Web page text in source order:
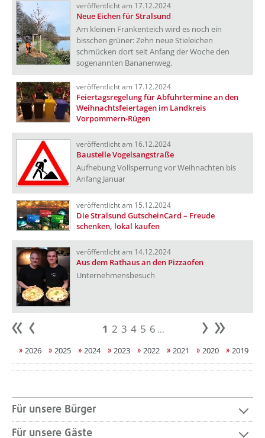
veröffentlicht am 17.12.2024
Neue Eichen für Stralsund
Am kleinen Frankenteich wird es noch ein
bisschen grüner: Zehn neue Stieleichen
schmücken dort seit Anfang der Woche den
sogenannten Bananenweg.
veröffentlicht am 17.12.2024
Feiertagsregelung für Abfuhrtermine an den
Weihnachtsfeiertagen im Landkreis
Vorpommern-Rügen
veröffentlicht am 16.12.2024
Baustelle Vogelsangstraße
Aufhebung Vollsperrung vor Weihnachten bis
Anfang Januar
veröffentlicht am 15.12.2024
Die Stralsund GutscheinCard – Freude
schenken, lokal kaufen
veröffentlicht am 14.12.2024
Aus dem Rathaus an den Pizzaofen
Unternehmensbesuch
Anfang 1 2 3 4 5 6 ... weiter
2026 2025 2024 2023 2022 2021 2020 2019
Für unsere Bürger
Für unsere Gäste